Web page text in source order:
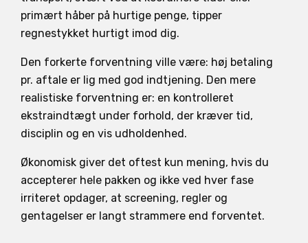
primært håber på hurtige penge, tipper
regnestykket hurtigt imod dig.
Den forkerte forventning ville være: høj betaling
pr. aftale er lig med god indtjening. Den mere
realistiske forventning er: en kontrolleret
ekstraindtægt under forhold, der kræver tid,
disciplin og en vis udholdenhed.
Økonomisk giver det oftest kun mening, hvis du
accepterer hele pakken og ikke ved hver fase
irriteret opdager, at screening, regler og
gentagelser er langt strammere end forventet.